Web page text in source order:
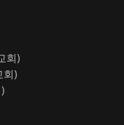
회)
회)